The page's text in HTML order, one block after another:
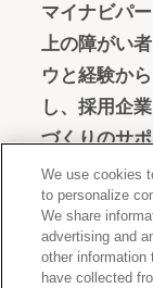
マイナビパ
上の障がい
ウと経験か
し、採用企
づくりのサ
障がい者本
果を出すと
ました。ひ
いていく姿
We use cookies
to personalize
We share
advertising and
other
have collected